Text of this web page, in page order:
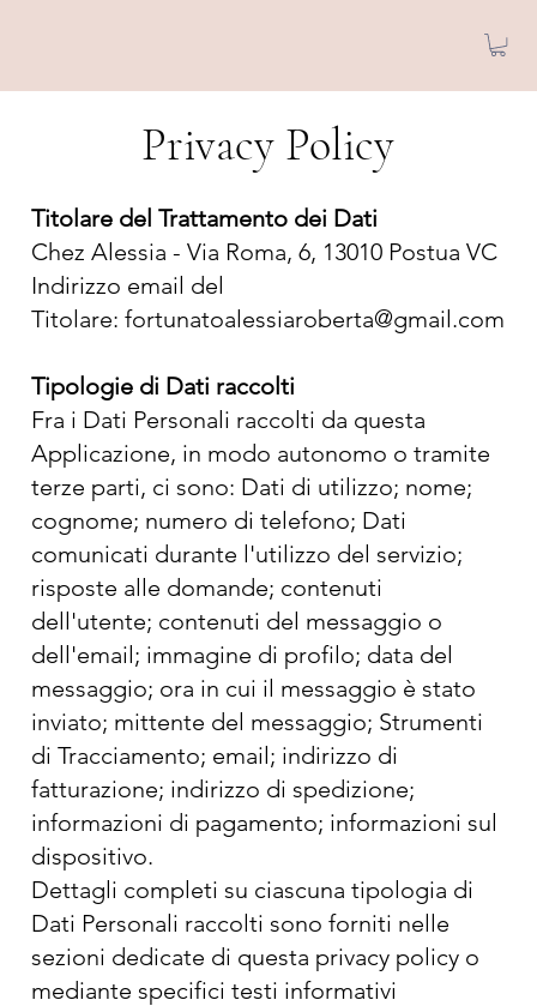
Privacy Policy
Titolare del Trattamento dei Dati
Chez Alessia - Via Roma, 6, 13010 Postua VC
Indirizzo email del
Titolare: fortunatoalessiaroberta@gmail.com
Tipologie di Dati raccolti
Fra i Dati Personali raccolti da questa
Applicazione, in modo autonomo o tramite
terze parti, ci sono: Dati di utilizzo; nome;
cognome; numero di telefono; Dati
comunicati durante l'utilizzo del servizio;
risposte alle domande; contenuti
dell'utente; contenuti del messaggio o
dell'email; immagine di profilo; data del
messaggio; ora in cui il messaggio è stato
inviato; mittente del messaggio; Strumenti
di Tracciamento; email; indirizzo di
fatturazione; indirizzo di spedizione;
informazioni di pagamento; informazioni sul
dispositivo.
Dettagli completi su ciascuna tipologia di
Dati Personali raccolti sono forniti nelle
sezioni dedicate di questa privacy policy o
mediante specifici testi informativi